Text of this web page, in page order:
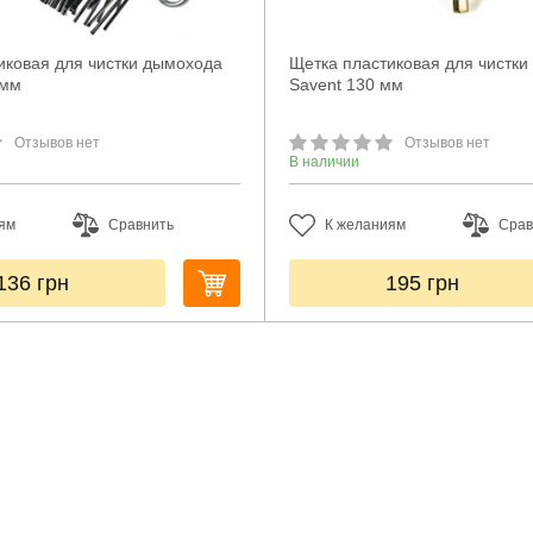
для чистки дымохода
Отзывов нет
Сравнить
грн
Щетка пластиковая для
Savent 130 мм
Отзывов нет
В наличии
К желаниям
195 грн